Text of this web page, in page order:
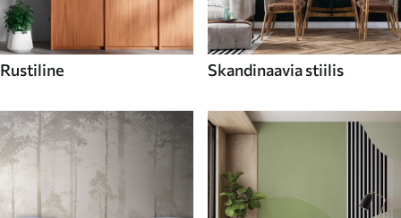
Rustiline Skandinaavia stiilis